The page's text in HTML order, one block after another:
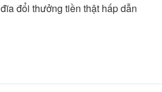
đĩa đổi thưởng tiền thật hấp dẫn